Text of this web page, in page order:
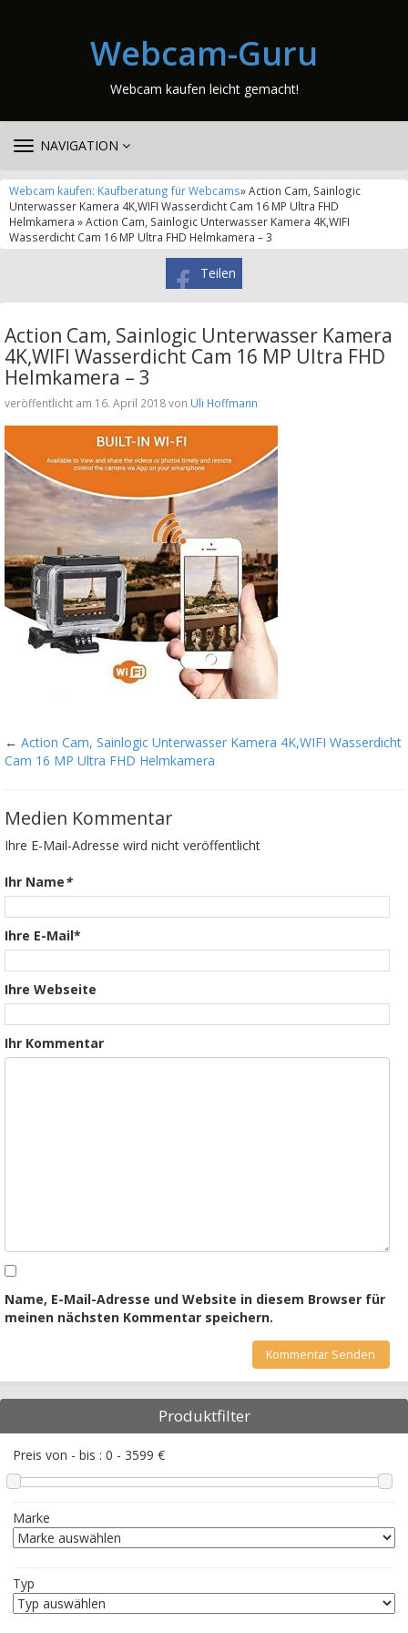
Webcam-Guru
Webcam kaufen leicht gemacht!
TOGGLE
NAVIGATION
Webcam kaufen: Kaufberatung für Webcams» Action Cam, Sainlogic
Unterwasser Kamera 4K,WIFI Wasserdicht Cam 16 MP Ultra FHD
Helmkamera » Action Cam, Sainlogic Unterwasser Kamera 4K,WIFI
Wasserdicht Cam 16 MP Ultra FHD Helmkamera – 3
Teilen
Action Cam, Sainlogic Unterwasser Kamera
4K,WIFI Wasserdicht Cam 16 MP Ultra FHD
Helmkamera – 3
veröffentlicht am 16. April 2018 von Uli Hoffmann
← Action Cam, Sainlogic Unterwasser Kamera 4K,WIFI Wasserdicht
Cam 16 MP Ultra FHD Helmkamera
Medien Kommentar
Ihre E-Mail-Adresse wird nicht veröffentlicht
Ihr Name*
Ihre E-Mail*
Ihre Webseite
Ihr Kommentar
Name, E-Mail-Adresse und Website in diesem Browser für
meinen nächsten Kommentar speichern.
Produktfilter
Preis von - bis : 0 - 3599 €
Marke
Typ